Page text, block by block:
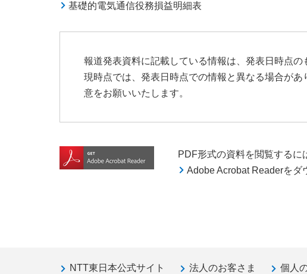
基礎的電気通信役務損益明細表
報道発表資料に記載している情報は、発表日時点の
現時点では、発表日時点での情報と異なる場合が
意をお願いいたします。
PDF形式の資料を閲覧するに
Adobe Acrobat Readerをダ
NTT東日本公式サイト 法人のお客さま 個人